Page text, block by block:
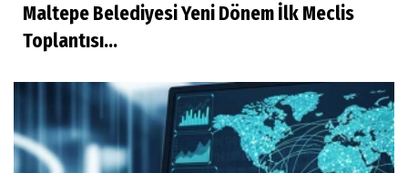
Maltepe Belediyesi Yeni Dönem İlk Meclis
Toplantısı...